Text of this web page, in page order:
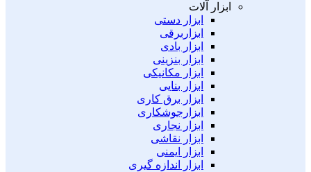
ابزار آلات
ابزار دستی
ابزاربرقی
ابزار بادی
ابزار بنزینی
ابزار مکانیکی
ابزار بنایی
ابزار برق کاری
ابزارجوشکاری
ابزار نجاری
ابزار نقاشی
ابزار ایمنی
ابزار اندازه گیری